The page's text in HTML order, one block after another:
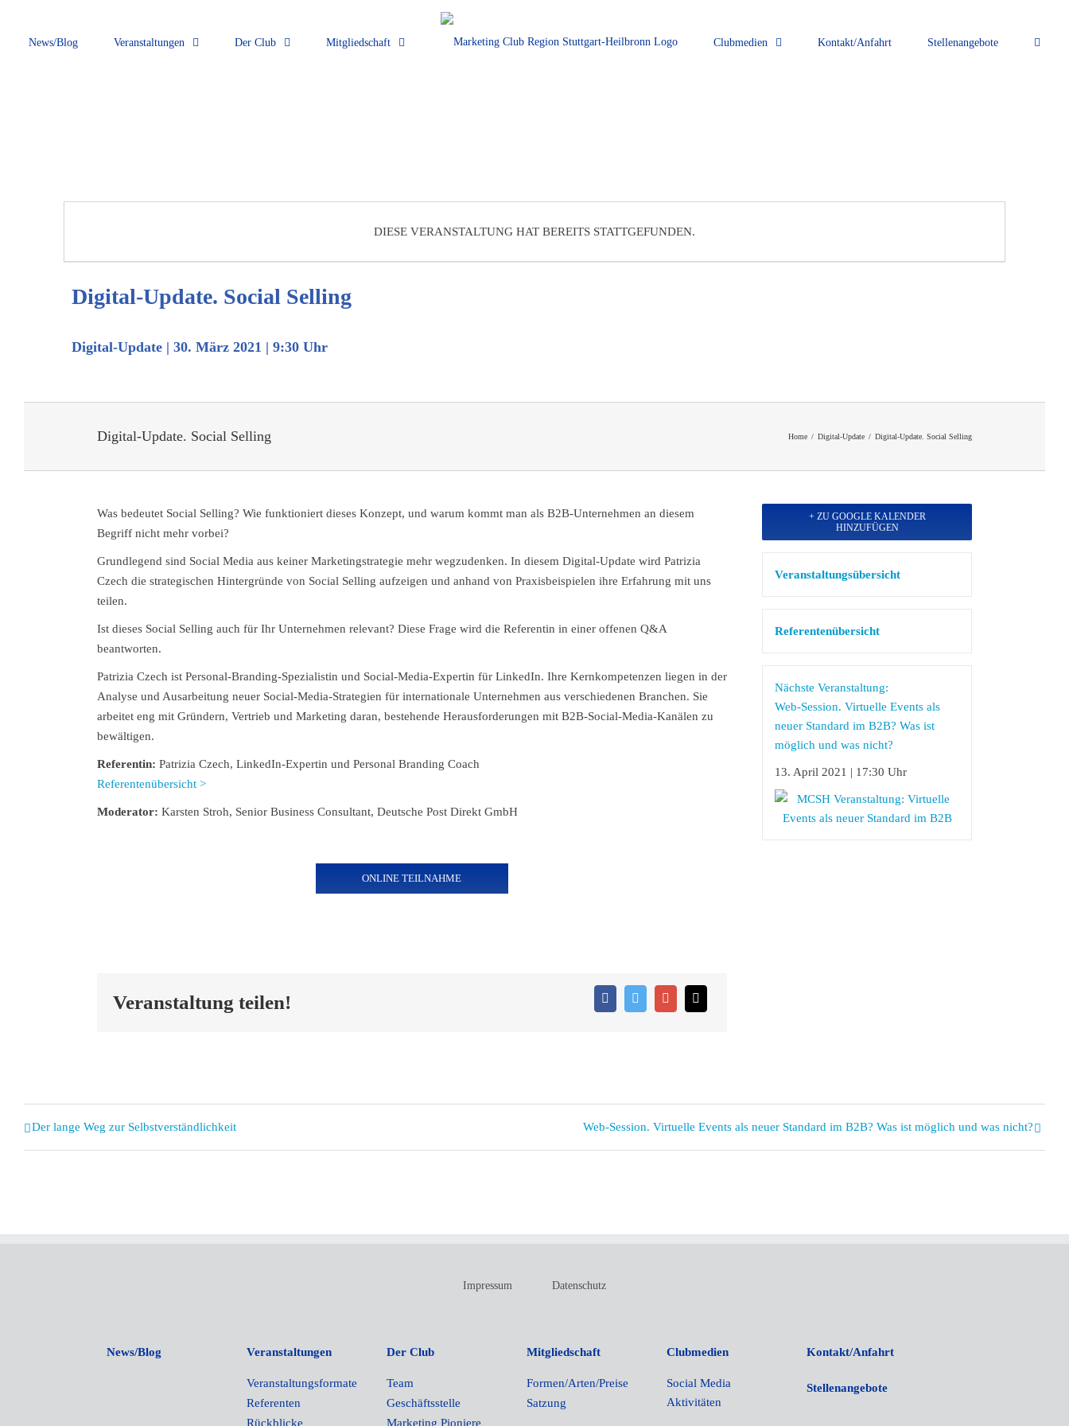
News/Blog Veranstaltungen Der Club Mitgliedschaft Clubmedien Kontakt/Anfahrt Stellenangebote
DIESE VERANSTALTUNG HAT BEREITS STATTGEFUNDEN.
Digital-Update. Social Selling
Digital-Update | 30. März 2021 | 9:30 Uhr
Digital-Update. Social Selling Home / Digital-Update / Digital-Update. Social Selling
Was bedeutet Social Selling? Wie funktioniert dieses Konzept, und warum kommt man als B2B-Unternehmen an diesem
Begriff nicht mehr vorbei?
Grundlegend sind Social Media aus keiner Marketingstrategie mehr wegzudenken. In diesem Digital-Update wird Patrizia
Czech die strategischen Hintergründe von Social Selling aufzeigen und anhand von Praxisbeispielen ihre Erfahrung mit uns
teilen.
Ist dieses Social Selling auch für Ihr Unternehmen relevant? Diese Frage wird die Referentin in einer offenen Q&A
beantworten.
Patrizia Czech ist Personal-Branding-Spezialistin und Social-Media-Expertin für LinkedIn. Ihre Kernkompetenzen liegen in der
Analyse und Ausarbeitung neuer Social-Media-Strategien für internationale Unternehmen aus verschiedenen Branchen. Sie
arbeitet eng mit Gründern, Vertrieb und Marketing daran, bestehende Herausforderungen mit B2B-Social-Media-Kanälen zu
bewältigen.
Referentin: Patrizia Czech, LinkedIn-Expertin und Personal Branding Coach
Referentenübersicht >
Moderator: Karsten Stroh, Senior Business Consultant, Deutsche Post Direkt GmbH
ONLINE TEILNAHME
Veranstaltung teilen!
+ ZU GOOGLE KALENDER
HINZUFÜGEN
Veranstaltungsübersicht
Referentenübersicht
Nächste Veranstaltung:
Web-Session. Virtuelle Events als
neuer Standard im B2B? Was ist
möglich und was nicht?
13. April 2021 | 17:30 Uhr
Veranstaltung
Navigation
Der lange Weg zur Selbstverständlichkeit Web-Session. Virtuelle Events als neuer Standard im B2B? Was ist möglich und was nicht?
Impressum Datenschutz
News/Blog Veranstaltungen
Veranstaltungsformate
Referenten
Rückblicke
Der Club
Team
Geschäftsstelle
Marketing Pioniere
Mitgliedschaft
Formen/Arten/Preise
Satzung
Clubmedien
Social Media
Aktivitäten
Kontakt/Anfahrt
Stellenangebote